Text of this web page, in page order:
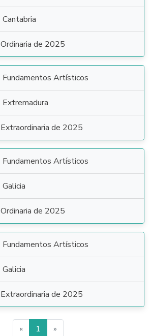
Cantabria
Ordinaria de 2025
Fundamentos Artísticos
Extremadura
Extraordinaria de 2025
Fundamentos Artísticos
Galicia
Ordinaria de 2025
Fundamentos Artísticos
Galicia
Extraordinaria de 2025
« 1 »